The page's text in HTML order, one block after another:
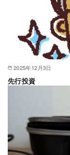
2025年12月3日
先行投資